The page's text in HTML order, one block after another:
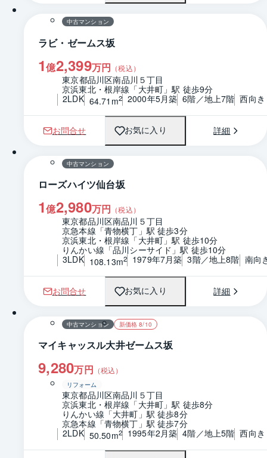
中古マンション
ラビ・ゼームス坂
1億2,399万円 （税込）
東京都品川区南品川５丁目
京浜東北・根岸線「大井町」駅 徒歩9分
2LDK 64.71m2 2000年5月築 6階／地上7階 西向き
お問合せ お気に入り 詳細
1 / 0 間取り
中古マンション
ローズハイツ仙台坂
1億2,980万円 （税込）
東京都品川区南品川５丁目
京急本線「青物横丁」駅 徒歩3分
京浜東北・根岸線「大井町」駅 徒歩10分
りんかい線「品川シーサイド」駅 徒歩10分
3LDK 108.13m2 1979年7月築 3階／地上8階 南向
お問合せ お気に入り 詳細
1 / 0 間取り
中古マンション 新価格 8/10
マイキャッスル大井ゼームス坂
9,280万円 （税込）
リフォーム
東京都品川区南品川５丁目
京浜東北・根岸線「大井町」駅 徒歩8分
りんかい線「大井町」駅 徒歩8分
京急本線「青物横丁」駅 徒歩7分
2LDK 50.50m2 1995年2月築 4階／地上5階 西向き